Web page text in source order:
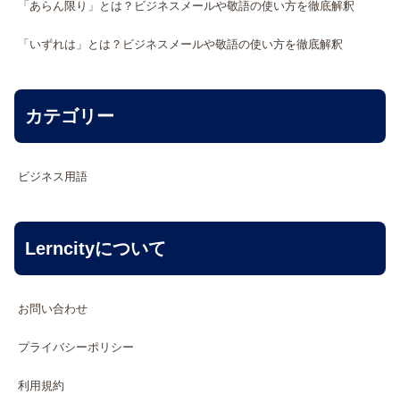
「あらん限り」とは？ビジネスメールや敬語の使い方を徹底解釈
「いずれは」とは？ビジネスメールや敬語の使い方を徹底解釈
カテゴリー
ビジネス用語
Lerncityについて
お問い合わせ
プライバシーポリシー
利用規約